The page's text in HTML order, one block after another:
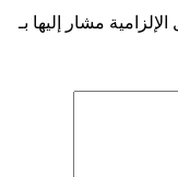
الإلزامية مشار إليها بـ